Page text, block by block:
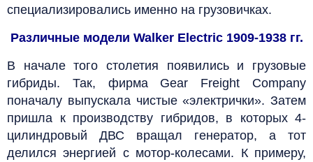
специализировались именно на грузовичках.
Различные модели Walker Electric 1909-1938 гг.
В начале того столетия появились и грузовые
гибриды. Так, фирма Gear Freight Company
поначалу выпускала чистые «электрички». Затем
пришла к производству гибридов, в которых 4-
цилиндровый ДВС вращал генератор, а тот
делился энергией с мотор-колесами. К примеру,